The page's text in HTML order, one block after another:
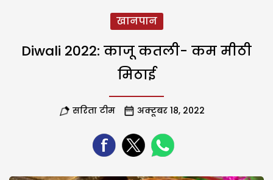
खानपान
Diwali 2022: काजू कतली- कम मीठी
मिठाई
सरिता टीम अक्टूबर 18, 2022